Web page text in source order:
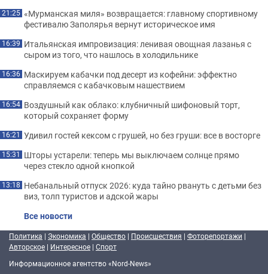
21:25 «Мурманская миля» возвращается: главному спортивному
фестивалю Заполярья вернут историческое имя
16:39 Итальянская импровизация: ленивая овощная лазанья с
сыром из того, что нашлось в холодильнике
16:36 Маскируем кабачки под десерт из кофейни: эффектно
справляемся с кабачковым нашествием
16:54 Воздушный как облако: клубничный шифоновый торт,
который сохраняет форму
16:21 Удивил гостей кексом с грушей, но без груши: все в восторге
15:31 Шторы устарели: теперь мы выключаем солнце прямо
через стекло одной кнопкой
13:18 Небанальный отпуск 2026: куда тайно рвануть с детьми без
виз, толп туристов и адской жары
Все новости
Политика | Экономика | Общество | Происшествия | Фоторепортажи |
Авторское | Интересное | Спорт
Информационное агентство «Nord-News»